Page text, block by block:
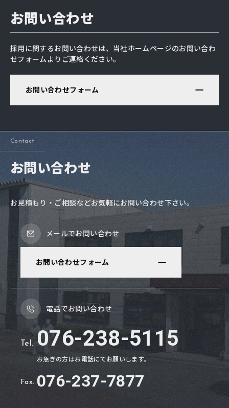
お問い合わせ
採用に関するお問い合わせは、当社ホームページのお問い合わ
せフォームよりご連絡ください。
お問い合わせフォーム
Contact
お問い合わせ
お見積もり・ご相談などお気軽にお問い合わせ下さい。
メールでお問い合わせ
お問い合わせフォーム
電話でお問い合わせ
Tel. 076-238-5115
お急ぎの方はお電話にてお願いします。
Fax. 076-237-7877